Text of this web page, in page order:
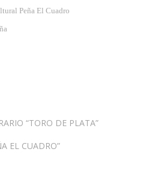
Peña El Cuadro
“TORO DE PLATA”
EL CUADRO”